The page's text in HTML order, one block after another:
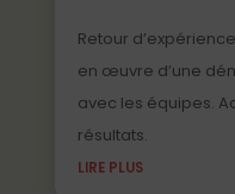
Retour
en œuvre d’une
avec les équipes.
résultats.
LIRE PLUS